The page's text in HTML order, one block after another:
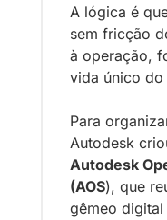
A lógica é
sem fricção
à operação,
vida único do
Para
Autodesk
(AOS), que
gêmeo digital